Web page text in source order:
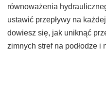
równoważenia
ustawić przepływy na
dowiesz się, jak uniknąć
zimnych stref na podłodze i